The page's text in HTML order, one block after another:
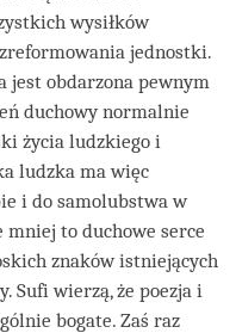
wysiłków
jednostki.
jest obdarzona pewnym
duchowy normalnie
życia ludzkiego i
ludzka ma więc
i do samolubstwa w
mniej to duchowe serce
znaków istniejących
Sufi wierzą, że poezja i
bogate. Zaś raz